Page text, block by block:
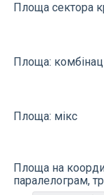
Площа сектора
Площа:
Площа: мікс
Площа на
паралелограм,